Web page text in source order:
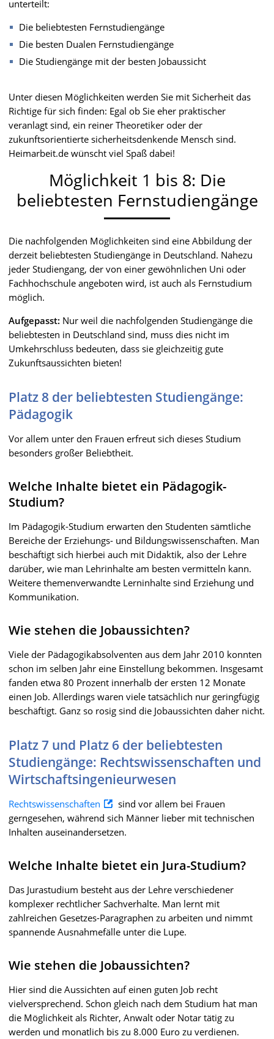
unterteilt:
Die beliebtesten Fernstudiengänge
Die besten Dualen Fernstudiengänge
Die Studiengänge mit der besten Jobaussicht
Unter diesen Möglichkeiten werden Sie mit Sicherheit das
Richtige für sich finden: Egal ob Sie eher praktischer
veranlagt sind, ein reiner Theoretiker oder der
zukunftsorientierte sicherheitsdenkende Mensch sind.
Heimarbeit.de wünscht viel Spaß dabei!
Möglichkeit 1 bis 8: Die
beliebtesten Fernstudiengänge
Die nachfolgenden Möglichkeiten sind eine Abbildung der
derzeit beliebtesten Studiengänge in Deutschland. Nahezu
jeder Studiengang, der von einer gewöhnlichen Uni oder
Fachhochschule angeboten wird, ist auch als Fernstudium
möglich.
Aufgepasst: Nur weil die nachfolgenden Studiengänge die
beliebtesten in Deutschland sind, muss dies nicht im
Umkehrschluss bedeuten, dass sie gleichzeitig gute
Zukunftsaussichten bieten!
Platz 8 der beliebtesten Studiengänge:
Pädagogik
Vor allem unter den Frauen erfreut sich dieses Studium
besonders großer Beliebtheit.
Welche Inhalte bietet ein Pädagogik-
Studium?
Im Pädagogik-Studium erwarten den Studenten sämtliche
Bereiche der Erziehungs- und Bildungswissenschaften. Man
beschäftigt sich hierbei auch mit Didaktik, also der Lehre
darüber, wie man Lehrinhalte am besten vermitteln kann.
Weitere themenverwandte Lerninhalte sind Erziehung und
Kommunikation.
Wie stehen die Jobaussichten?
Viele der Pädagogikabsolventen aus dem Jahr 2010 konnten
schon im selben Jahr eine Einstellung bekommen. Insgesamt
fanden etwa 80 Prozent innerhalb der ersten 12 Monate
einen Job. Allerdings waren viele tatsächlich nur geringfügig
beschäftigt. Ganz so rosig sind die Jobaussichten daher nicht.
Platz 7 und Platz 6 der beliebtesten
Studiengänge: Rechtswissenschaften und
Wirtschaftsingenieurwesen
Rechtswissenschaften
sind vor allem bei Frauen
gerngesehen, während sich Männer lieber mit technischen
Inhalten auseinandersetzen.
Welche Inhalte bietet ein Jura-Studium?
Das Jurastudium besteht aus der Lehre verschiedener
komplexer rechtlicher Sachverhalte. Man lernt mit
zahlreichen Gesetzes-Paragraphen zu arbeiten und nimmt
spannende Ausnahmefälle unter die Lupe.
Wie stehen die Jobaussichten?
Hier sind die Aussichten auf einen guten Job recht
vielversprechend. Schon gleich nach dem Studium hat man
die Möglichkeit als Richter, Anwalt oder Notar tätig zu
werden und monatlich bis zu 8.000 Euro zu verdienen.